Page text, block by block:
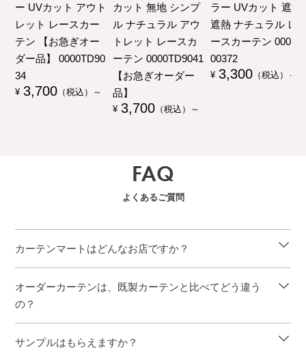
ー UVカット アウト
レット レースカー
テン 【お急ぎオー
ダー品】 0000TD90
34
¥ 3,700 （税込）～
カット 無地 シンプ
ル ナチュラル アウ
トレット レースカ
ーテン 0000TD9041
【お急ぎオーダー
品】
¥ 3,700 （税込）～
ラー UVカット 遮像
遮熱 ナチュラル レ
ースカーテン 00000
00372
¥ 3,300 （税込）～
FAQ
よくあるご質問
カーテンマートはどんなお店ですか？
オーダーカーテンは、既製カーテンと比べてどう違う
の？
サンプルはもらえますか？